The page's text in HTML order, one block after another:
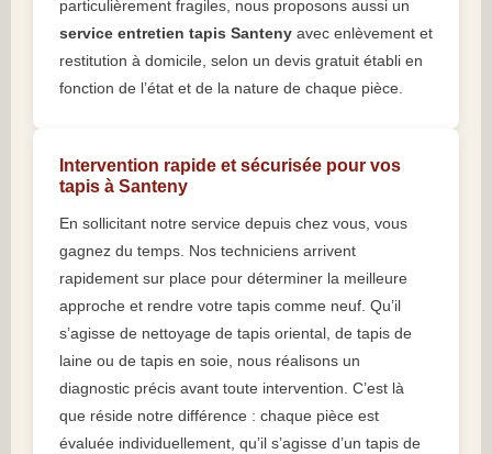
particulièrement fragiles, nous proposons aussi un
service entretien tapis Santeny avec enlèvement et
restitution à domicile, selon un devis gratuit établi en
fonction de l’état et de la nature de chaque pièce.
Intervention rapide et sécurisée pour vos
tapis à Santeny
En sollicitant notre service depuis chez vous, vous
gagnez du temps. Nos techniciens arrivent
rapidement sur place pour déterminer la meilleure
approche et rendre votre tapis comme neuf. Qu’il
s’agisse de nettoyage de tapis oriental, de tapis de
laine ou de tapis en soie, nous réalisons un
diagnostic précis avant toute intervention. C’est là
que réside notre différence : chaque pièce est
évaluée individuellement, qu’il s’agisse d’un tapis de